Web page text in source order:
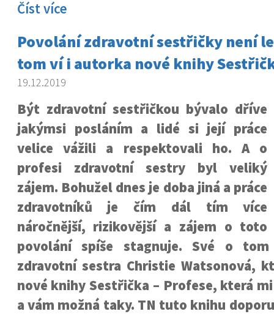
Číst více
Povolání zdravotní sestřičky není
tom ví i autorka nové knihy
19.12.2019
Být zdravotní sestřičkou bývalo dříve
jakýmsi posláním a lidé si její práce
velice vážili a respektovali ho. A o
profesi zdravotní sestry byl veliký
zájem. Bohužel dnes je doba jiná a práce
zdravotníků je čím dál tím více
náročnější, rizikovější a zájem o toto
povolání spíše stagnuje. Své o
zdravotní sestra Christie Watsonová,
nové knihy Sestřička – Profese, která
a vám možná taky. TN tuto knihu